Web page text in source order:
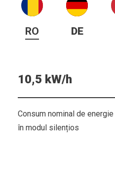
RO DE
Producția maximă de zăpadă
10,5 kW/h
Consum nominal de energie
în modul silențios